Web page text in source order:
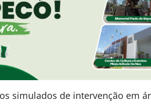
simulados de intervenção em